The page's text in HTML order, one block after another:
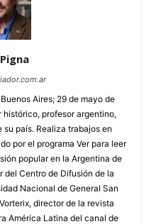
Aires; 29 de mayo de
histórico, profesor argentino,
país. Realiza trabajos en
por el programa Ver para leer
popular en la Argentina de
del Centro de Difusión de la
Nacional de General San
director de la revista
América Latina del canal de